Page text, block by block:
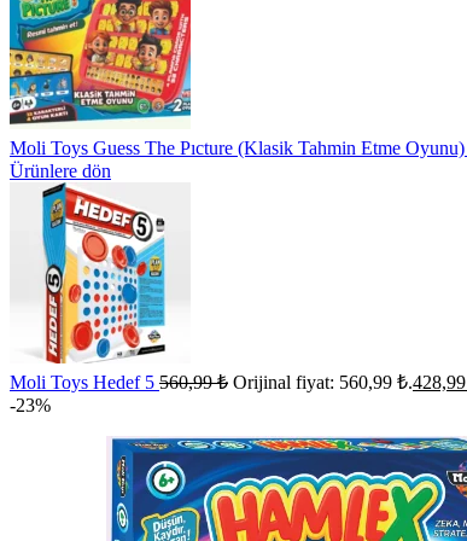
Moli Toys Guess The Pıcture (Klasik Tahmin Etme Oyunu)
Ürünlere dön
Moli Toys Hedef 5 560,99₺ Orijinal fiyat: 560,99 ₺.428,99
-23%